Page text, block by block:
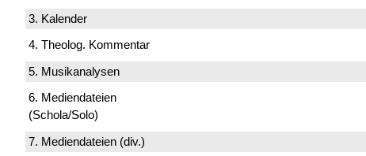
3. Kalender
4. Theolog. Kommentar
5. Musikanalysen
6. Mediendateien
(Schola/Solo)
7. Mediendateien (div.)